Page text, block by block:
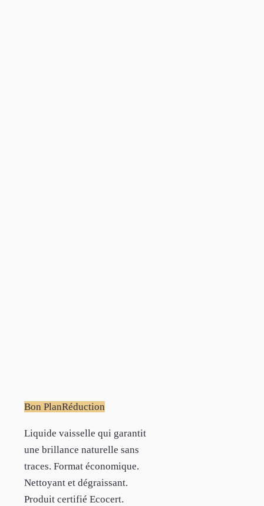
Bon PlanRéduction
Liquide vaisselle qui garantit
une brillance naturelle sans
traces. Format économique.
Nettoyant et dégraissant.
Produit certifié Ecocert.